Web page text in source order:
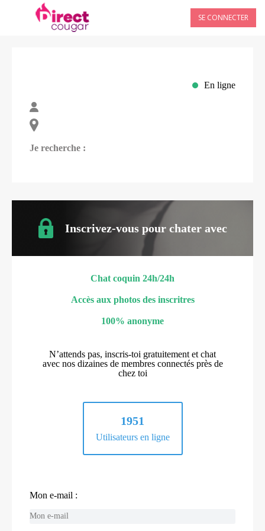
SE CONNECTER
En ligne
Je recherche :
Inscrivez-vous pour chater avec
Chat coquin 24h/24h
Accès aux photos des inscritres
100% anonyme
N’attends pas, inscris-toi gratuitement et chat
avec nos dizaines de membres connectés près de
chez toi
1951
Utilisateurs en ligne
Mon e-mail :